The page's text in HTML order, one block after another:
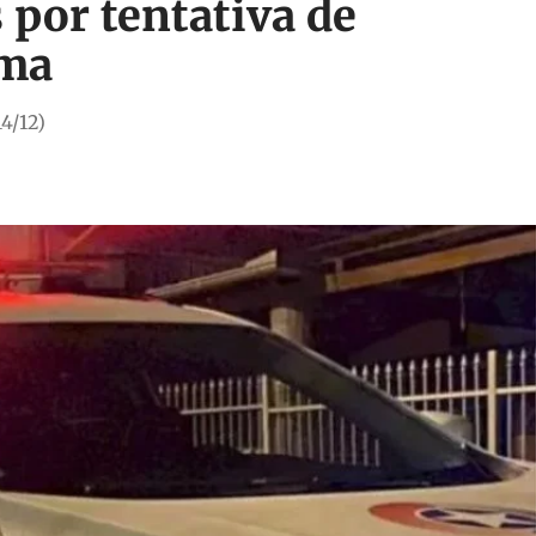
por tentativa de
12)